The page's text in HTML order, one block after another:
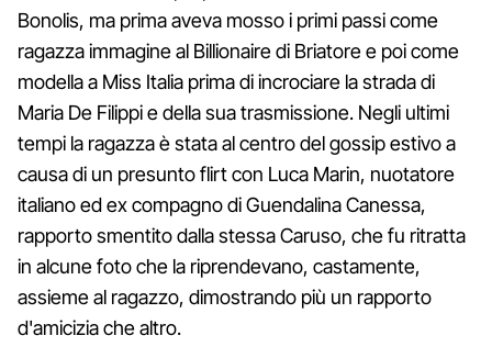
Bonolis, ma prima aveva mosso i primi passi come
ragazza immagine al Billionaire di Briatore e poi come
modella a Miss Italia prima di incrociare la strada di
Maria De Filippi e della sua trasmissione. Negli ultimi
tempi la ragazza è stata al centro del gossip estivo a
causa di un presunto flirt con Luca Marin, nuotatore
italiano ed ex compagno di Guendalina Canessa,
rapporto smentito dalla stessa Caruso, che fu ritratta
in alcune foto che la riprendevano, castamente,
assieme al ragazzo, dimostrando più un rapporto
d'amicizia che altro.